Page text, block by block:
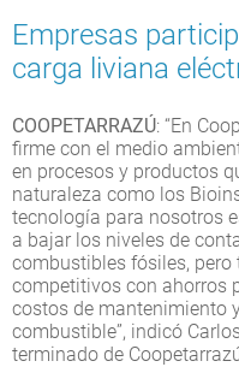
Empresas
carga liviana
COOPETARRAZÚ: “En
firme con el medio
en procesos y productos
naturaleza como los
tecnología para nosotros
a bajar los niveles de
combustibles fósiles,
competitivos con ahorros
costos de mantenimiento
combustible”, indicó
terminado de